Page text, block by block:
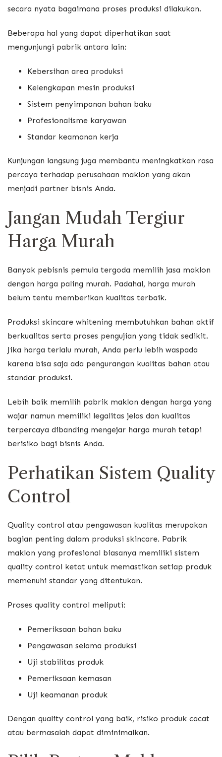
secara nyata bagaimana proses produksi dilakukan.
Beberapa hal yang dapat diperhatikan saat
mengunjungi pabrik antara lain:
Kebersihan area produksi
Kelengkapan mesin produksi
Sistem penyimpanan bahan baku
Profesionalisme karyawan
Standar keamanan kerja
Kunjungan langsung juga membantu meningkatkan rasa
percaya terhadap perusahaan maklon yang akan
menjadi partner bisnis Anda.
Jangan Mudah Tergiur
Harga Murah
Banyak pebisnis pemula tergoda memilih jasa maklon
dengan harga paling murah. Padahal, harga murah
belum tentu memberikan kualitas terbaik.
Produksi skincare whitening membutuhkan bahan aktif
berkualitas serta proses pengujian yang tidak sedikit.
Jika harga terlalu murah, Anda perlu lebih waspada
karena bisa saja ada pengurangan kualitas bahan atau
standar produksi.
Lebih baik memilih pabrik maklon dengan harga yang
wajar namun memiliki legalitas jelas dan kualitas
terpercaya dibanding mengejar harga murah tetapi
berisiko bagi bisnis Anda.
Perhatikan Sistem Quality
Control
Quality control atau pengawasan kualitas merupakan
bagian penting dalam produksi skincare. Pabrik
maklon yang profesional biasanya memiliki sistem
quality control ketat untuk memastikan setiap produk
memenuhi standar yang ditentukan.
Proses quality control meliputi:
Pemeriksaan bahan baku
Pengawasan selama produksi
Uji stabilitas produk
Pemeriksaan kemasan
Uji keamanan produk
Dengan quality control yang baik, risiko produk cacat
atau bermasalah dapat diminimalkan.